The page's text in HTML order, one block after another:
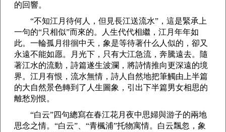
的回響。
“不知江月待何人，但見長江送流水”，這是緊承上
一句的“只相似”而來的。
人生代代相繼，江月年年如
此。一輪孤月徘徊中天，象是等待著什么人似的，卻又
永遠不能如愿。月光下，只有大江急流，奔騰遠去。隨
著江水的流動，詩篇遂生波瀾，將詩情推向更深遠的境
界。江月有恨，流水無情，詩人自然地把筆觸由上半篇
的大自然景色轉到了人生圖象，引出下半篇男女相思的
離愁別恨。
“白云”四句總寫在春江花月夜中思婦與游子的兩地
思念之情。“白云”、“青楓浦”托物寓情。白云飄忽，象